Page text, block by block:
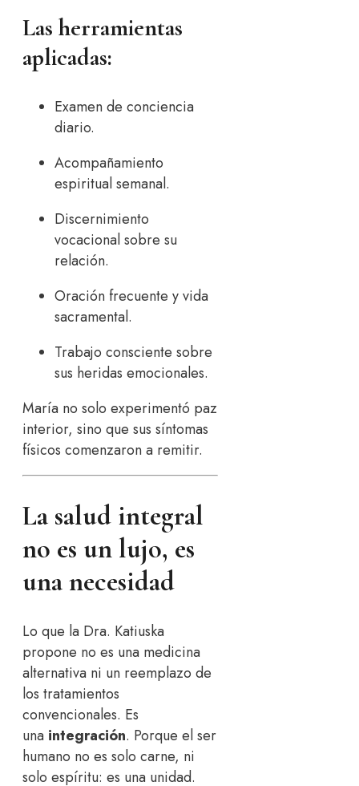
Las herramientas
aplicadas:
Examen de conciencia
diario.
Acompañamiento
espiritual semanal.
Discernimiento
vocacional sobre su
relación.
Oración frecuente y vida
sacramental.
Trabajo consciente sobre
sus heridas emocionales.
María no solo experimentó paz
interior, sino que sus síntomas
físicos comenzaron a remitir.
La salud integral
no es un lujo, es
una necesidad
Lo que la Dra. Katiuska
propone no es una medicina
alternativa ni un reemplazo de
los tratamientos
convencionales. Es
una integración. Porque el ser
humano no es solo carne, ni
solo espíritu: es una unidad.